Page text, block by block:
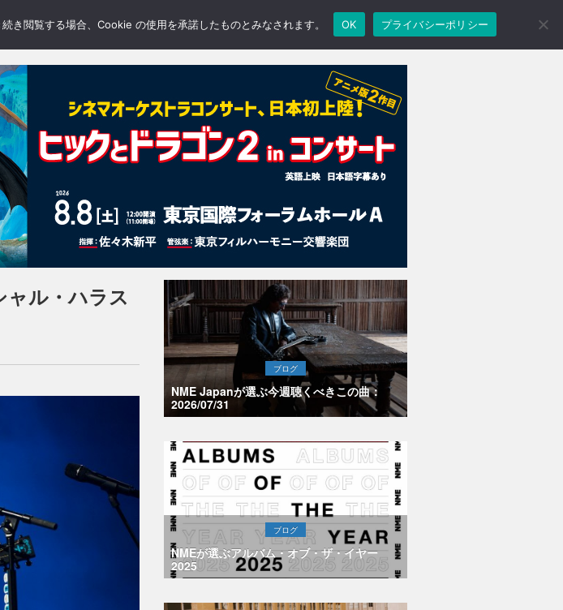
ル・ハラス
ブログ
NME Japanが選ぶ今週聴くべきこの曲：
2026/07/31
ブログ
NMEが選ぶアルバム・オブ・ザ・イヤー
2025
き閲覧する場合、Cookie の使用を承諾したものとみなされます。 OK プライバシーポリシー